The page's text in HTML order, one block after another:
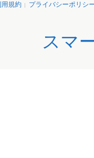
用規約 プライバシーポリシ
スマ